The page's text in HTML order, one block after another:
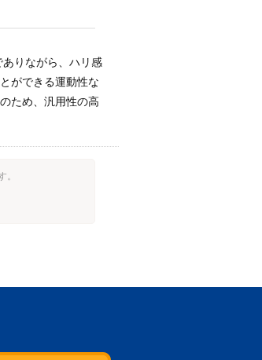
りながら、ハリ感
ができる運動性な
ため、汎用性の高
。